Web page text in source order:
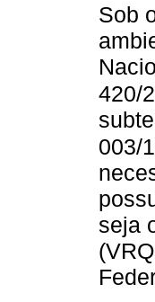
Sob
420/
003/
seja